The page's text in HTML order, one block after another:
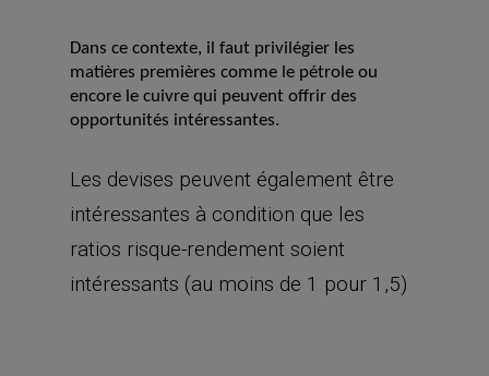
Dans ce contexte, il faut privilégier les
matières premières comme le pétrole ou
encore le cuivre qui peuvent offrir des
opportunités intéressantes.
Les devises peuvent également être
intéressantes à condition que les
ratios risque-rendement soient
intéressants (au moins de 1 pour 1,5)